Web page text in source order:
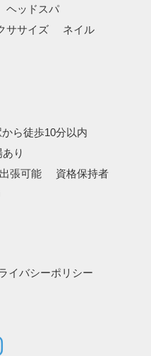
ヘッドスパ
ササイズ
ネイル
から徒歩10分以内
り
出張可能
資格保持者
イバシーポリシー